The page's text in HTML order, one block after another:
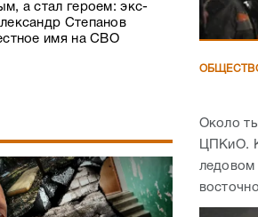
а стал героем: экс-
Степанов
имя на СВО
Около
ЦПКиО.
ледовом